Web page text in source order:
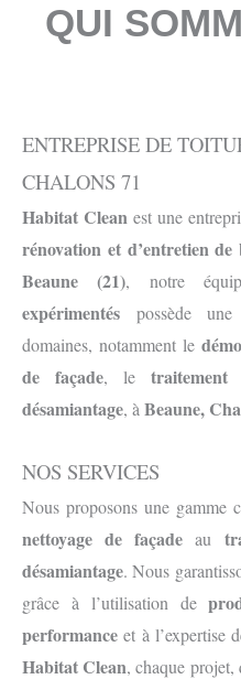
QUI
ENTREPRISE DE
CHALONS 71
Habitat Clean est une
rénovation et d’entretien de
Beaune (21), notre
expérimentés possède
domaines, notamment le
de façade, le
désamiantage, àBeaune,
NOS SERVICES
Nous proposons une gamme
nettoyage de façade au
désamiantage. Nous
grâce à l’utilisation de
performance et à l’expertise
Habitat Clean, chaque